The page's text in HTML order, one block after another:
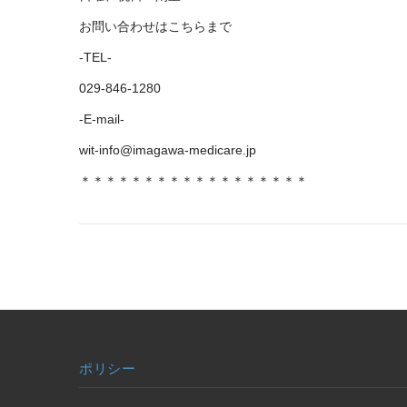
お問い合わせはこちらまで
-TEL-
029-846-1280
-E-mail-
wit-info@imagawa-medicare.jp
＊＊＊＊＊＊＊＊＊＊＊＊＊＊＊＊＊＊
ポリシー